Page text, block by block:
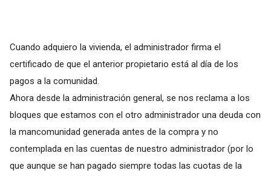
Cuando adquiero la vivienda, el administrador firma el
certificado de que el anterior propietario está al día de los
pagos a la comunidad.
Ahora desde la administración general, se nos reclama a los
bloques que estamos con el otro administrador una deuda con
la mancomunidad generada antes de la compra y no
contemplada en las cuentas de nuestro administrador (por lo
que aunque se han pagado siempre todas las cuotas de la